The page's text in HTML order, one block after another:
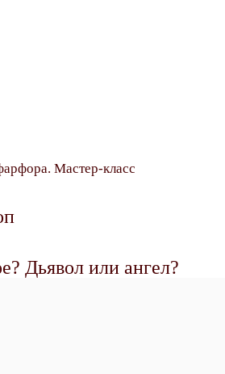
Мастер-класс
Дьявол или ангел?